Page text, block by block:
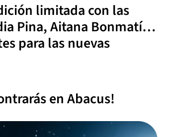
limitada con las
Pina, Aitana Bonmatí…
para las nuevas
en Abacus!